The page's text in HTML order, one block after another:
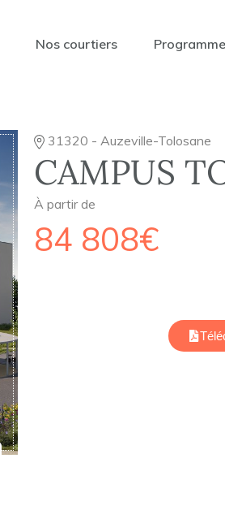
Nos courtiers
31320 - Auzeville-Tolosane
CAMPUS
À partir de
84 808€